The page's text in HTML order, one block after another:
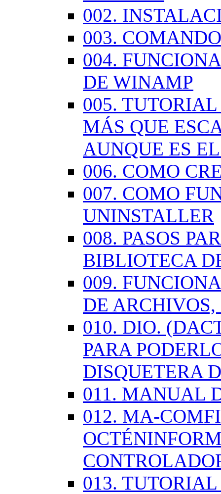
002.
003.
004.
DE WINAMP
005.
MÁS QUE
AUNQUE ES
006. COMO
007. COMO
UNINSTALLER
008. PASOS
BIBLIOTECA
009.
DE
010. DIO.
PARA
DISQUETERA
011. MANUAL
012. MA-
013.